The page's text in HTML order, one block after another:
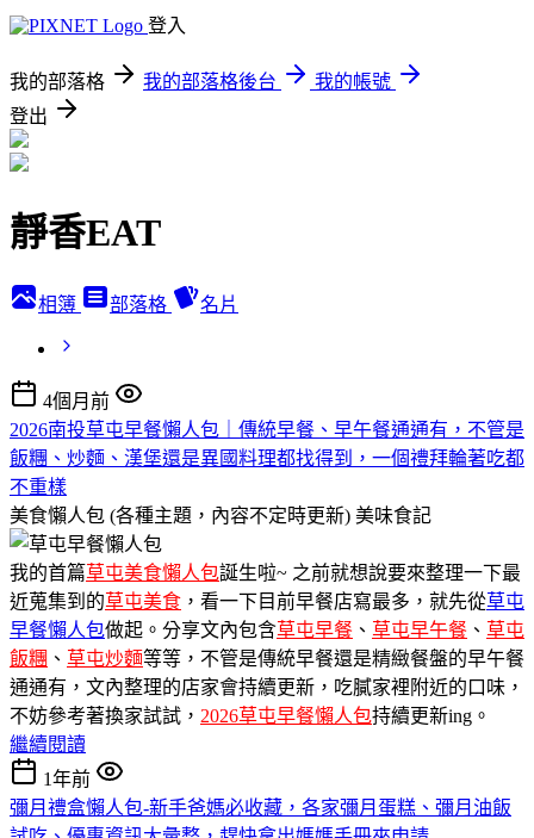
登入
我的部落格 我的部落格後台
我的帳號
登出
靜香EAT
相簿 部落格 名片
4個月前
2026南投草屯早餐懶人包｜傳統早餐、早午餐通通有，不管是
飯糰、炒麵、漢堡還是異國料理都找得到，一個禮拜輪著吃都
不重樣
美食懶人包 (各種主題，內容不定時更新) 美味食記
我的首篇草屯美食懶人包誕生啦~ 之前就想說要來整理一下最
近蒐集到的草屯美食 ，看一下目前早餐店寫最多，就先從草屯
早餐懶人包做起。分享文內包含草屯早餐 、 草屯早午餐 、 草屯
飯糰 、 草屯炒麵等等，不管是傳統早餐還是精緻餐盤的早午餐
通通有，文內整理的店家會持續更新，吃膩家裡附近的口味，
不妨參考著換家試試， 2026草屯早餐懶人包持續更新ing。
繼續閱讀
1年前
彌月禮盒懶人包-新手爸媽必收藏，各家彌月蛋糕、彌月油飯